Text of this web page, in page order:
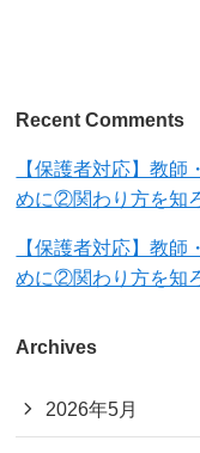
Recent Comments
【保護者対応】教
めに②関わり方を知
【保護者対応】教
めに②関わり方を知
Archives
2026年5月